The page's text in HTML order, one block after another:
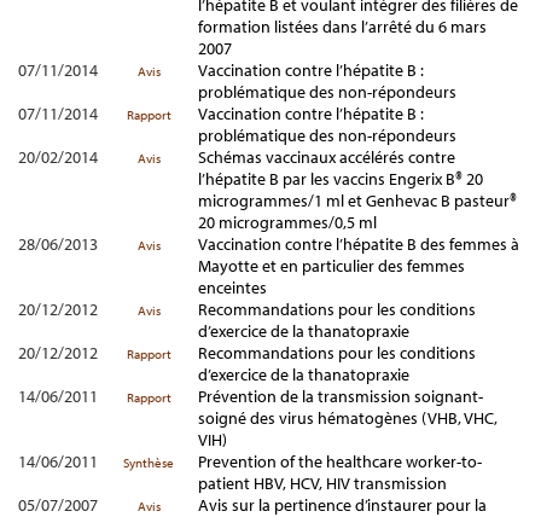
l’hépatite B et voulant intégrer des filières de
formation listées dans l’arrêté du 6 mars
2007
07/11/2014
Avis
Vaccination contre l’hépatite B :
problématique des non-répondeurs
07/11/2014
Rapport
Vaccination contre l’hépatite B :
problématique des non-répondeurs
20/02/2014
Avis
Schémas vaccinaux accélérés contre
l’hépatite B par les vaccins Engerix B® 20
microgrammes/1 ml et Genhevac B pasteur®
20 microgrammes/0,5 ml
28/06/2013
Avis
Vaccination contre l’hépatite B des femmes à
Mayotte et en particulier des femmes
enceintes
20/12/2012
Avis
Recommandations pour les conditions
d’exercice de la thanatopraxie
20/12/2012
Rapport
Recommandations pour les conditions
d’exercice de la thanatopraxie
14/06/2011
Rapport
Prévention de la transmission soignant-
soigné des virus hématogènes (VHB, VHC,
VIH)
14/06/2011
Synthèse
Prevention of the healthcare worker-to-
patient HBV, HCV, HIV transmission
05/07/2007
Avis
Avis sur la pertinence d’instaurer pour la